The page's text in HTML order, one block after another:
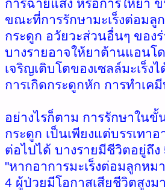
การฉายแสง หรือการให้ยา
ขณะที่การรักษามะเร็งต่อมลู
กระดูก อวัยวะส่วนอื่นๆ ขอ
บางรายอาจให้ยาต้านแอนโ
เจริญเติบโตของเซลล์มะเร็
การเกิดกระดูกหัก การทำเค
อย่างไรก็ตาม การรักษาใน
กระดูก เป็นเพียงแต่บรรเทา
ต่อไปได้ บางรายมีชีวิตอยู่ถึ
"หากอาการมะเร็งต่อมลูกหม
4 ผู้ป่วยมีโอกาสเสียชีวิตสูง